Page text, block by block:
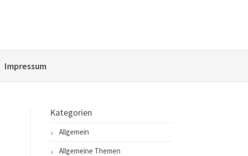
Impressum
Kategorien
Allgemein
Allgemeine Themen